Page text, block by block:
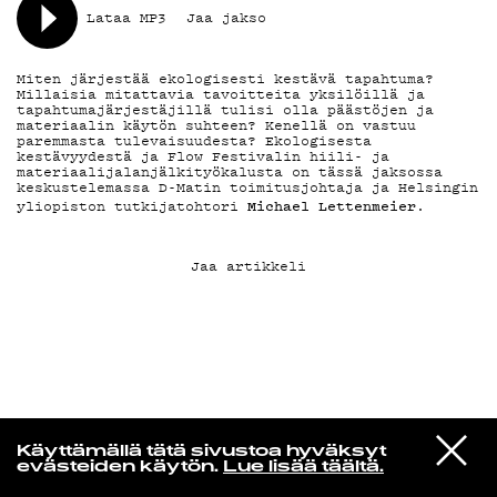
Käyttämällä tätä sivustoa hyväksyt
evästeiden käytön. Lue lisää täältä.
VIESTI
STUDIOON
Mariya Takeuchi
シェットランドに頬をうずめて
KIRJAUDU SISÄÄN
Lataa MP3 Jaa jakso
Miten järjestää ekologisesti kestävä tapahtuma?
Millaisia mitattavia tavoitteita yksilöillä ja
tapahtumajärjestäjillä tulisi olla päästöjen ja
materiaalin käytön suhteen? Kenellä on vastuu
paremmasta tulevaisuudesta? Ekologisesta
kestävyydestä ja Flow Festivalin hiili- ja
materiaalijalanjälkityökalusta on tässä jaksossa
keskustelemassa D-Matin toimitusjohtaja ja Helsingin
yliopiston tutkijatohtori Michael Lettenmeier.
Jaa artikkeli